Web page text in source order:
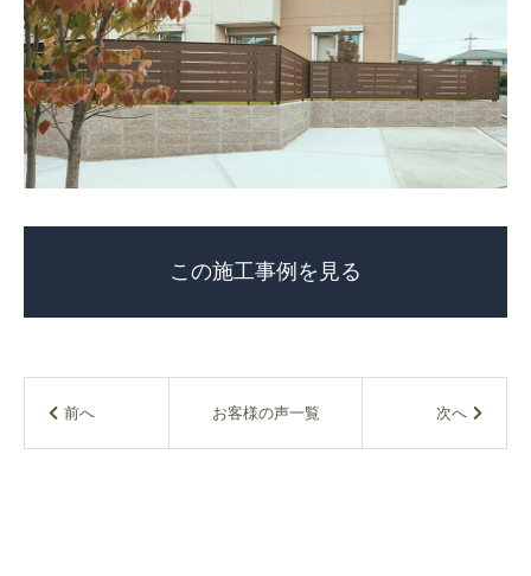
この施工事例を見る
お客様の声一覧